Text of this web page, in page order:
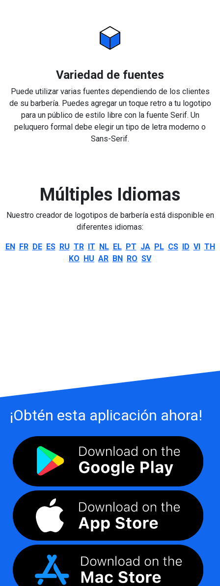
Variedad de fuentes
Puede utilizar varias fuentes dependiendo de los clientes
de su barbería. Puedes agregar un toque retro a tu logotipo
para un público de estilo libre con la fuente Serif. Un
peluquero formal debe elegir un tipo de letra moderno o
Sans-Serif.
Múltiples Idiomas
Nuestro creador de logotipos de barbería está disponible en
diferentes idiomas:
EN FR DE ES RU TR IT NL EL PT JA PL CS ID VI TH
KO HU AR BN RO SV
¡Obtén esta aplicación ahora!